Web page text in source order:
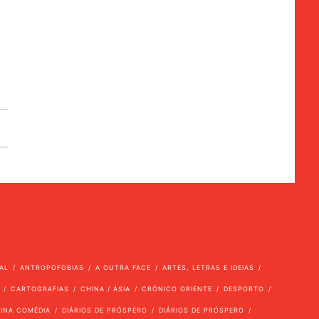
ANTROPOFOBIAS A OUTRA FACE ARTES, LETRAS E IDEIAS
CARTOGRAFIAS CHINA / ÁSIA CRÓNICO ORIENTE DESPORTO
COMÉDIA DIÁRIOS DE PRÓSPERO DIÁRIOS DE PRÓSPERO